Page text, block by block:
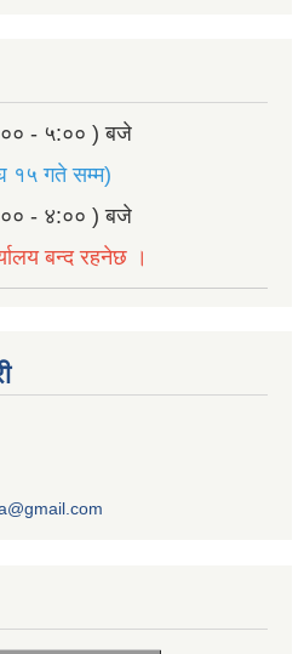
- ५:०० ) बजे
१५ गते सम्म)
- ४:०० ) बजे
बन्द रहनेछ ।